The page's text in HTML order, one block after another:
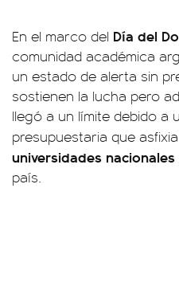
En el marco del Día del
comunidad académica
un estado de alerta sin
sostienen la lucha pero
llegó a un límite debido a
presupuestaria que
universidades nacionales
país.